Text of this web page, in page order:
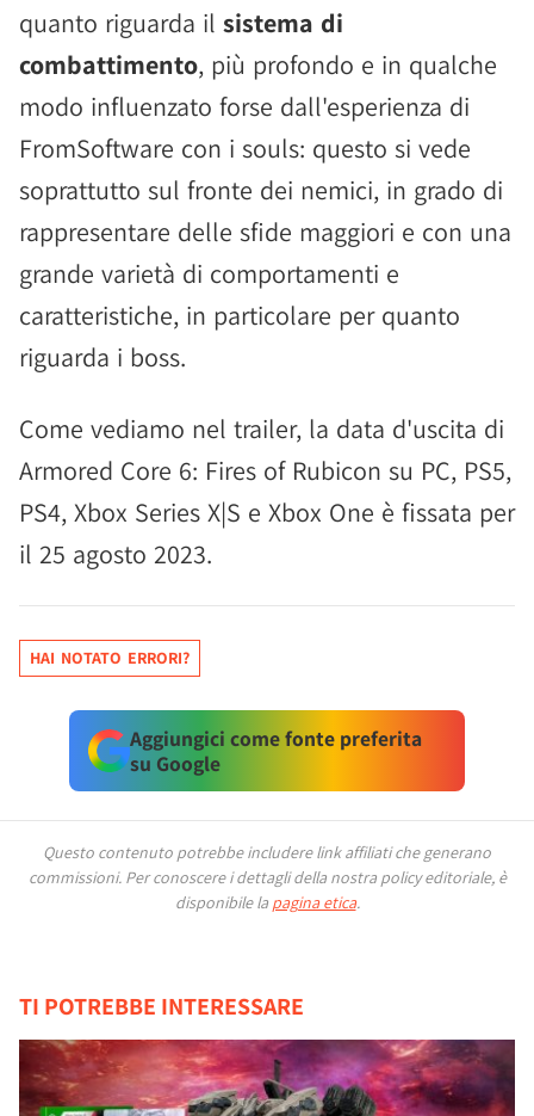
quanto riguarda il sistema di
combattimento, più profondo e in qualche
modo influenzato forse dall'esperienza di
FromSoftware con i souls: questo si vede
soprattutto sul fronte dei nemici, in grado di
rappresentare delle sfide maggiori e con una
grande varietà di comportamenti e
caratteristiche, in particolare per quanto
riguarda i boss.
Come vediamo nel trailer, la data d'uscita di
Armored Core 6: Fires of Rubicon su PC, PS5,
PS4, Xbox Series X|S e Xbox One è fissata per
il 25 agosto 2023.
HAI NOTATO ERRORI?
Aggiungici come fonte preferita
su Google
Questo contenuto potrebbe includere link affiliati che generano
commissioni. Per conoscere i dettagli della nostra policy editoriale, è
disponibile la pagina etica.
TI POTREBBE INTERESSARE